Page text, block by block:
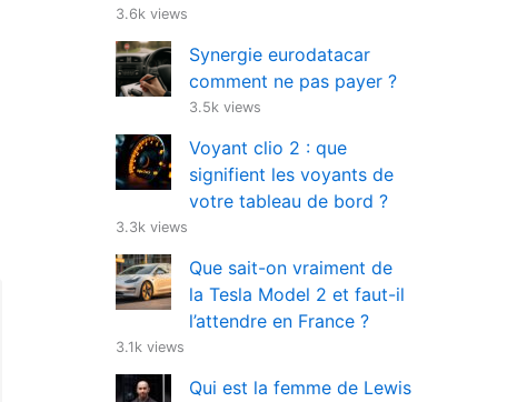
3.6k views
Synergie eurodatacar
comment ne pas payer ?
3.5k views
Voyant clio 2 : que
signifient les voyants de
votre tableau de bord ?
3.3k views
Que sait-on vraiment de
la Tesla Model 2 et faut-il
l’attendre en France ?
3.1k views
Qui est la femme de Lewis